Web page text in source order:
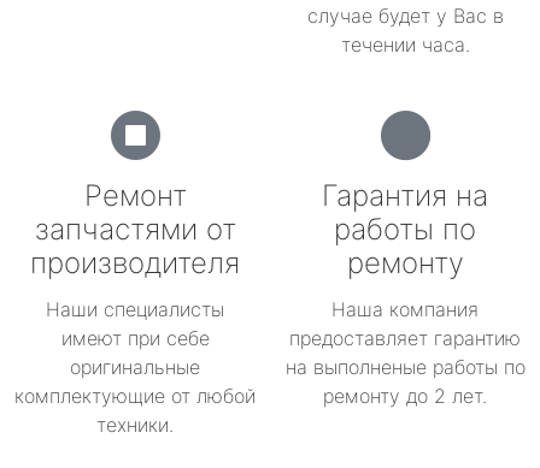
случае будет у Вас в
течении часа.
Ремонт
запчастями от
производителя
Наши специалисты
имеют при себе
оригинальные
комплектующие от любой
техники.
Гарантия на
работы по
ремонту
Наша компания
предоставляет гарантию
на выполненые работы по
ремонту до 2 лет.